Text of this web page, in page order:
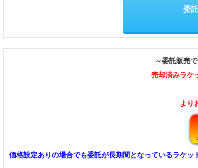
委
～委託販売
売却済みラケ
より
価格設定ありの場合でも委託が長期間となっているラケ